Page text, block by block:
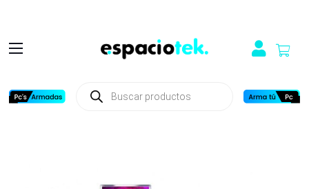
productos